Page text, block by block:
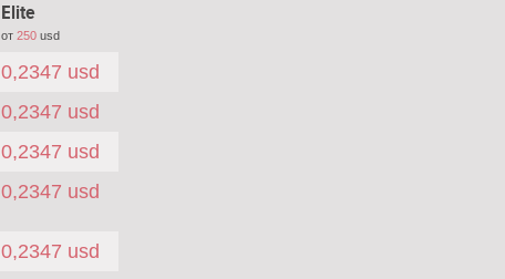
Elite
от 250usd
0,2347 usd
0,2347 usd
0,2347 usd
0,2347 usd
0,2347 usd